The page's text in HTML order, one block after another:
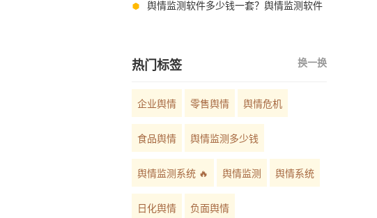
舆情监测软件多少钱一套？舆情监测软件
热门标签 换一换
企业舆情 零售舆情 舆情危机
食品舆情 舆情监测多少钱
舆情监测系统 🔥 舆情监测 舆情系统
日化舆情 负面舆情